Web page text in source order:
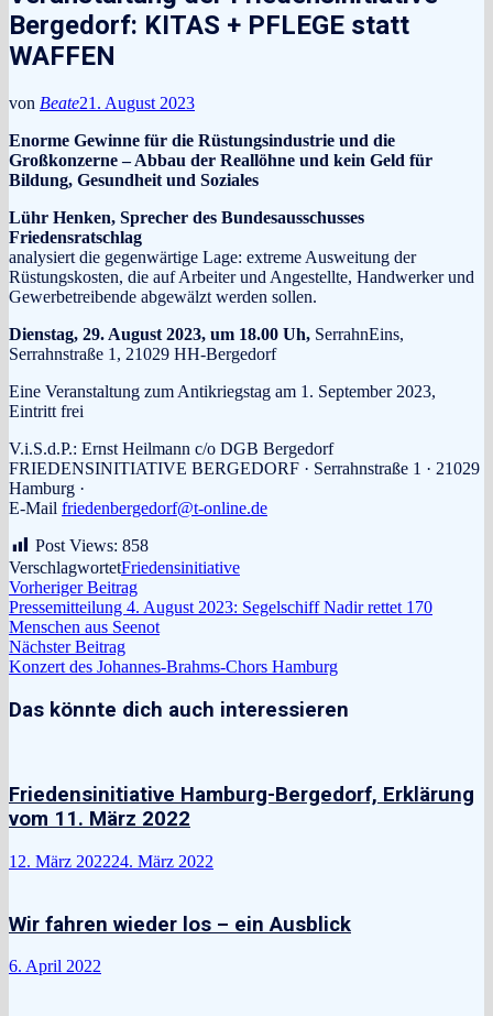
Bergedorf: KITAS + PFLEGE statt
WAFFEN
von Beate21. August 2023
Enorme Gewinne für die Rüstungsindustrie und die
Großkonzerne – Abbau der Reallöhne und kein Geld für
Bildung, Gesundheit und Soziales
Lühr Henken, Sprecher des Bundesausschusses
Friedensratschlag
analysiert die gegenwärtige Lage: extreme Ausweitung der
Rüstungskosten, die auf Arbeiter und Angestellte, Handwerker und
Gewerbetreibende abgewälzt werden sollen.
Dienstag, 29. August 2023, um 18.00 Uh, SerrahnEins,
Serrahnstraße 1, 21029 HH-Bergedorf
Eine Veranstaltung zum Antikriegstag am 1. September 2023,
Eintritt frei
V.i.S.d.P.: Ernst Heilmann c/o DGB Bergedorf
FRIEDENSINITIATIVE BERGEDORF · Serrahnstraße 1 · 21029
Hamburg ·
E-Mail friedenbergedorf@t-online.de
Post Views: 858
VerschlagwortetFriedensinitiative
Beitragsnavigation
Vorheriger BeitragVorheriger
Beitrag:
Pressemitteilung 4. August 2023: Segelschiff Nadir rettet 170
Menschen aus Seenot
Nächster BeitragNächster
Beitrag:
Konzert des Johannes-Brahms-Chors Hamburg
Das könnte dich auch interessieren
Friedensinitiative Hamburg-Bergedorf, Erklärung
vom 11. März 2022
12. März 202224. März 2022
Wir fahren wieder los – ein Ausblick
6. April 2022